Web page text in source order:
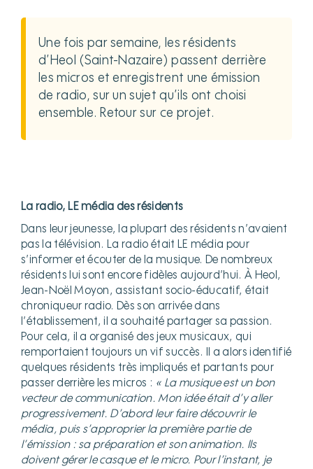
Une fois par semaine, les résidents
d’Heol (Saint-Nazaire) passent derrière
les micros et enregistrent une émission
de radio, sur un sujet qu’ils ont choisi
ensemble. Retour sur ce projet.
La radio, LE média des résidents
Dans leur jeunesse, la plupart des résidents n’avaient
pas la télévision. La radio était LE média pour
s’informer et écouter de la musique. De nombreux
résidents lui sont encore fidèles aujourd’hui. À Heol,
Jean-Noël Moyon, assistant socio-éducatif, était
chroniqueur radio. Dès son arrivée dans
l’établissement, il a souhaité partager sa passion.
Pour cela, il a organisé des jeux musicaux, qui
remportaient toujours un vif succès. Il a alors identifié
quelques résidents très impliqués et partants pour
passer derrière les micros : « La musique est un bon
vecteur de communication. Mon idée était d’y aller
progressivement. D’abord leur faire découvrir le
média, puis s’approprier la première partie de
l’émission : sa préparation et son animation. Ils
doivent gérer le casque et le micro. Pour l’instant, je